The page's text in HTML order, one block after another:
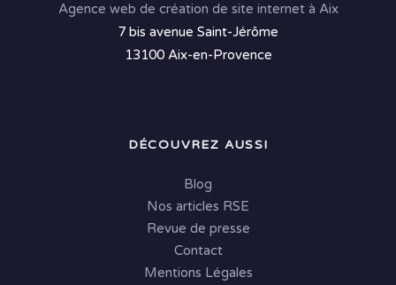
Agence web de création de site internet à Aix
7 bis avenue Saint-Jérôme
13100 Aix-en-Provence
DÉCOUVREZ AUSSI
Blog
Nos articles RSE
Revue de presse
Contact
Mentions Légales